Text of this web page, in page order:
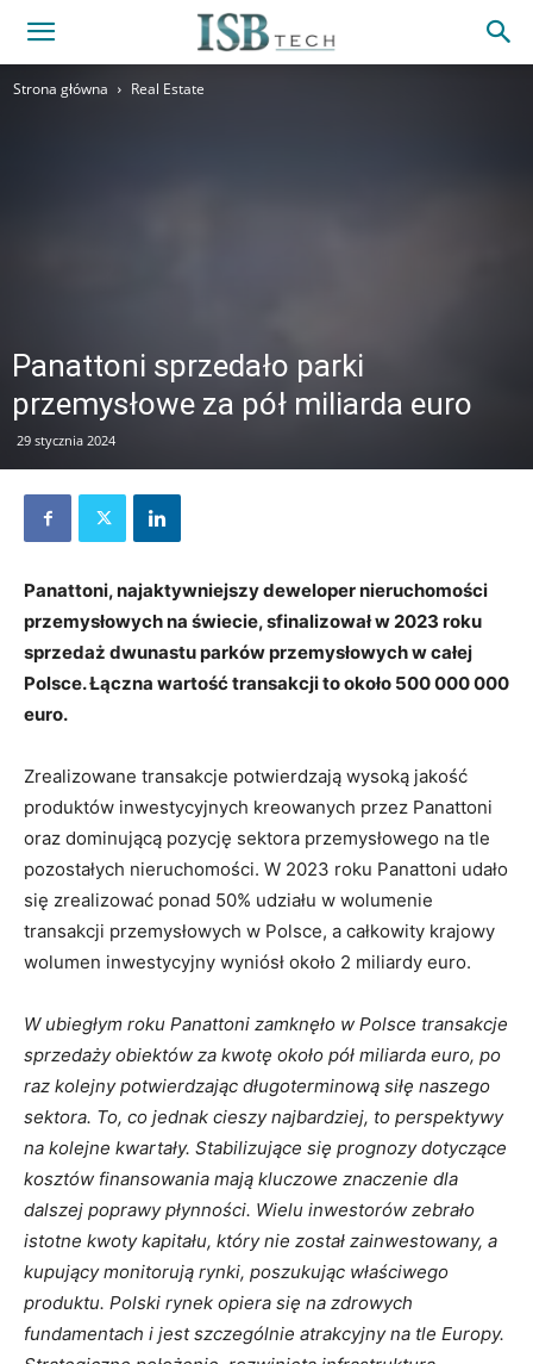
Strona główna Real Estate
Panattoni sprzedało parki
przemysłowe za pół miliarda euro
29 stycznia 2024
Panattoni, najaktywniejszy deweloper nieruchomości
przemysłowych na świecie, sfinalizował w 2023 roku
sprzedaż dwunastu parków przemysłowych w całej
Polsce. Łączna wartość transakcji to około 500 000 000
euro.
Zrealizowane transakcje potwierdzają wysoką jakość
produktów inwestycyjnych kreowanych przez Panattoni
oraz dominującą pozycję sektora przemysłowego na tle
pozostałych nieruchomości. W 2023 roku Panattoni udało
się zrealizować ponad 50% udziału w wolumenie
transakcji przemysłowych w Polsce, a całkowity krajowy
wolumen inwestycyjny wyniósł około 2 miliardy euro.
W ubiegłym roku Panattoni zamknęło w Polsce transakcje
sprzedaży obiektów za kwotę około pół miliarda euro, po
raz kolejny potwierdzając długoterminową siłę naszego
sektora. To, co jednak cieszy najbardziej, to perspektywy
na kolejne kwartały. Stabilizujące się prognozy dotyczące
kosztów finansowania mają kluczowe znaczenie dla
dalszej poprawy płynności. Wielu inwestorów zebrało
istotne kwoty kapitału, który nie został zainwestowany, a
kupujący monitorują rynki, poszukując właściwego
produktu. Polski rynek opiera się na zdrowych
fundamentach i jest szczególnie atrakcyjny na tle Europy.